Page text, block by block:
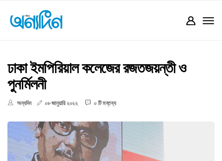
ঢাকা ইমপিরিয়াল কলেজের রজতজয়ন্তী ও
পুনর্মিলনী
অন্যদিন ০৮ জানুয়ারি ২০২২ ০ টি মন্তব্য